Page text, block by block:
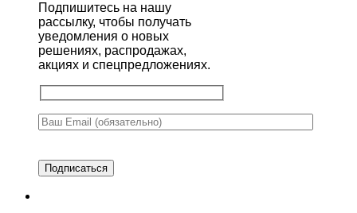
Подпишитесь на нашу
рассылку, чтобы получать
уведомления о новых
решениях, распродажах,
акциях и спецпредложениях.